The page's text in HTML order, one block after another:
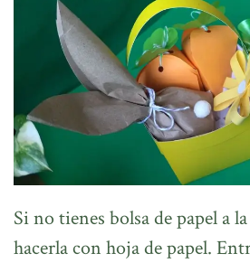
Si no tienes bolsa de papel a
hacerla con hoja de papel.